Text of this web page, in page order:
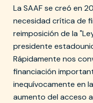
La SAAF se creó en
necesidad crítica de
reimposición de la
presidente
Rápidamente nos
financiación
inequívocamente en
aumento del acceso